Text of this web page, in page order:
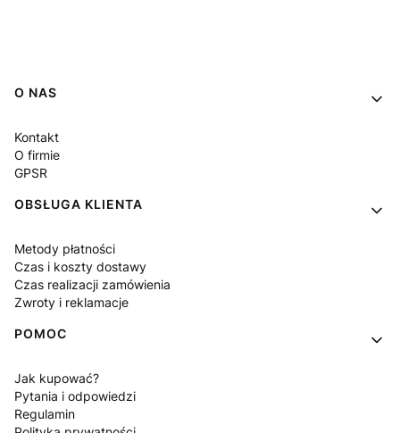
Linki w stopce
O NAS
Kontakt
O firmie
GPSR
OBSŁUGA KLIENTA
Metody płatności
Czas i koszty dostawy
Czas realizacji zamówienia
Zwroty i reklamacje
POMOC
Jak kupować?
Pytania i odpowiedzi
Regulamin